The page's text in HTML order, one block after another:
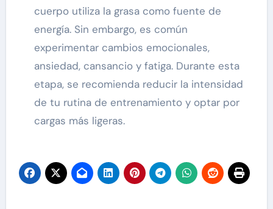
cuerpo utiliza la grasa como fuente de
energía. Sin embargo, es común
experimentar cambios emocionales,
ansiedad, cansancio y fatiga. Durante esta
etapa, se recomienda reducir la intensidad
de tu rutina de entrenamiento y optar por
cargas más ligeras.